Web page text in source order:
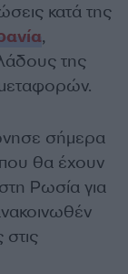
κατά της
,
της
μεταφορών.
σήμερα
θα έχουν
Ρωσία για